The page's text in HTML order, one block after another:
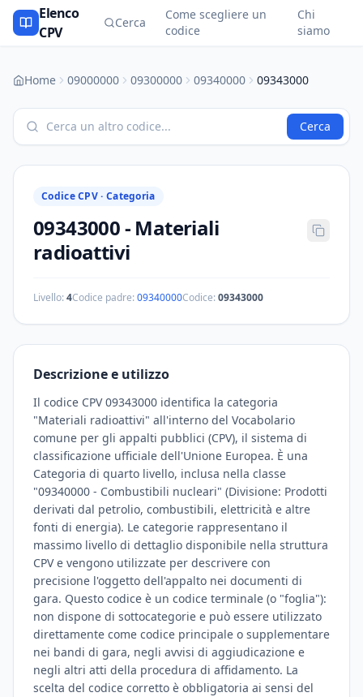
Elenco
CPV
Cerca
Come scegliere un
codice
Chi
siamo
Home 09000000 09300000 09340000 09343000
Cerca
Codice CPV · Categoria
09343000- Materiali
radioattivi
Livello:4Codice padre:09340000Codice:09343000
Descrizione e utilizzo
Il codice CPV 09343000 identifica la categoria
"Materiali radioattivi" all'interno del Vocabolario
comune per gli appalti pubblici (CPV), il sistema di
classificazione ufficiale dell'Unione Europea. È una
Categoria di quarto livello, inclusa nella classe
"09340000 - Combustibili nucleari" (Divisione: Prodotti
derivati dal petrolio, combustibili, elettricità e altre
fonti di energia). Le categorie rappresentano il
massimo livello di dettaglio disponibile nella struttura
CPV e vengono utilizzate per descrivere con
precisione l'oggetto dell'appalto nei documenti di
gara. Questo codice è un codice terminale (o "foglia"):
non dispone di sottocategorie e può essere utilizzato
direttamente come codice principale o supplementare
nei bandi di gara, negli avvisi di aggiudicazione e
negli altri atti della procedura di affidamento. La
scelta del codice corretto è obbligatoria ai sensi del